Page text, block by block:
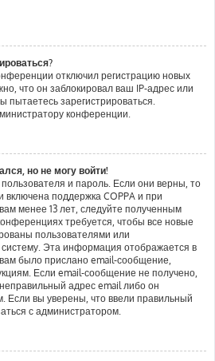
отключил регистрацию новых
что он заблокировал ваш IP-адрес или
пытаетесь зарегистрироваться.
конференции.
но не могу войти!
и пароль. Если они верны, то
поддержка COPPA и при
менее 13 лет, следуйте полученным
требуется, чтобы все новые
пользователями или
Эта информация отображается в
было прислано email-сообщение,
Если email-сообщение не получено,
адрес email либо он
Если вы уверены, что ввели правильный
с администратором.